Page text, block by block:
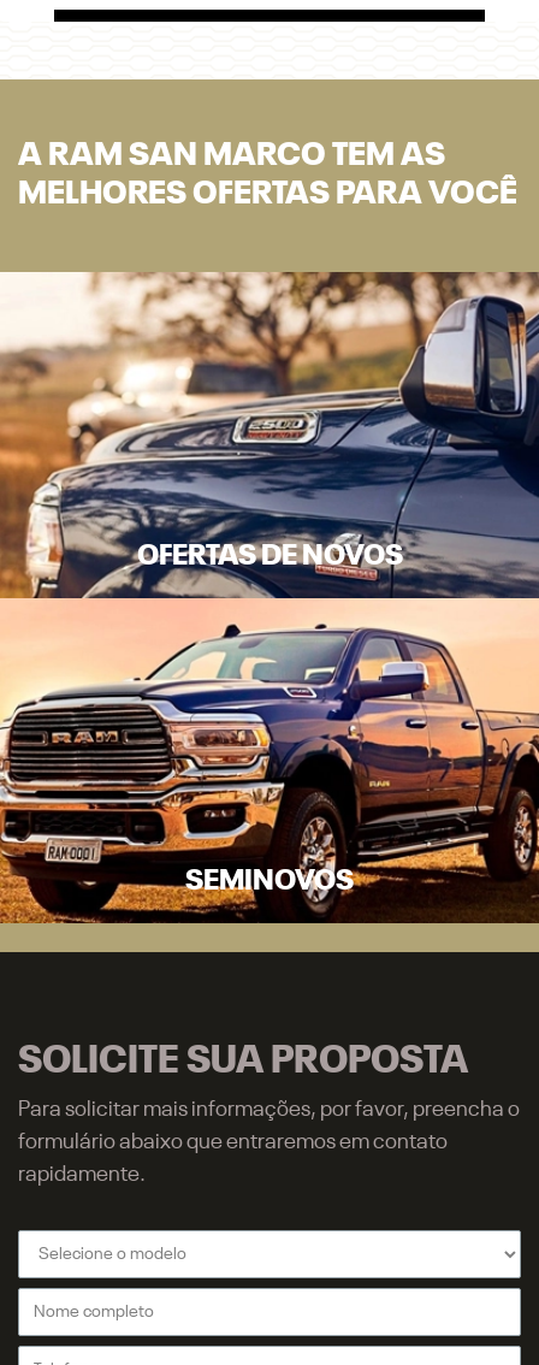
A RAM SAN MARCO TEM AS
MELHORES OFERTAS PARA VOCÊ
OFERTAS DE NOVOS
SEMINOVOS
SOLICITE SUA PROPOSTA
Para solicitar mais informações, por favor, preencha o
formulário abaixo que entraremos em contato
rapidamente.